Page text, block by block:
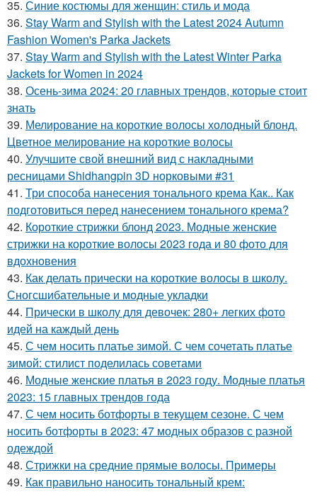
35. Синие костюмы для женщин: стиль и мода
36. Stay Warm and Stylish with the Latest 2024 Autumn
Fashion Women's Parka Jackets
37. Stay Warm and Stylish with the Latest Winter Parka
Jackets for Women in 2024
38. Осень-зима 2024: 20 главных трендов, которые стоит
знать
39. Мелирование на короткие волосы холодный блонд.
Цветное мелирование на короткие волосы
40. Улучшите свой внешний вид с накладными
ресницами Shidhangpin 3D норковыми #31
41. Три способа нанесения тонального крема Как.. Как
подготовиться перед нанесением тонального крема?
42. Короткие стрижки блонд 2023. Модные женские
стрижки на короткие волосы 2023 года и 80 фото для
вдохновения
43. Как делать прически на короткие волосы в школу.
Сногсшибательные и модные укладки
44. Прически в школу для девочек: 280+ легких фото
идей на каждый день
45. С чем носить платье зимой. С чем сочетать платье
зимой: стилист поделилась советами
46. Модные женские платья в 2023 году. Модные платья
2023: 15 главных трендов года
47. С чем носить ботфорты в текущем сезоне. С чем
носить ботфорты в 2023: 47 модных образов с разной
одеждой
48. Стрижки на средние прямые волосы. Примеры
49. Как правильно наносить тональный крем: